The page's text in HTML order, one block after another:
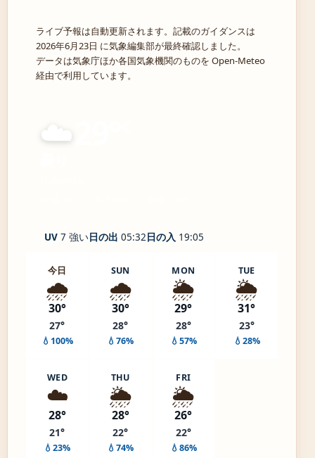
ライブ予報は自動更新されます。記載のガイダンスは
2026年6月23日 に気象編集部が最終確認しました。
データは気象庁ほか各国気象機関のものを Open-Meteo
経由で利用しています。
☁️
UV 7 強い日の出 05:32日の入 19:05
今日
🌧️
30°
27°
💧100%
SUN
🌧️
30°
28°
💧76%
MON
🌦️
29°
28°
💧57%
TUE
🌦️
31°
23°
💧28%
WED
☁️
28°
21°
💧23%
THU
🌦️
28°
22°
💧74%
FRI
🌦️
26°
22°
💧86%